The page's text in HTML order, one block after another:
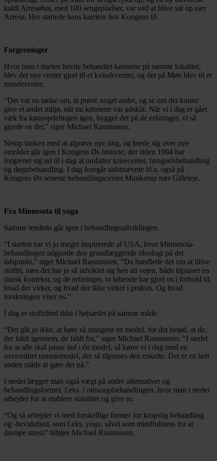
kaldt Arresøhøj, med 100 sengepladser, var ved at blive sat op nær
Arresø. Her startede hans karriere hos Kongens Ø.
Forgreninger
Hvor man i starten havde behandlet kønnene på samme lokalitet,
blev det nye center gjort til et kvindecenter, og det på Møn blev til et
mandecenter.
“Det var en tanke om, at prøve noget andet, og se om det kunne
give et andet miljø, når nu kønnene var adskilt. Når vi i dag er gået
væk fra kønsopdelingen igen, bygger det på de erfaringer, vi så
gjorde os der,” siger Michael Rasmussen.
Netop tanken med at afprøve nye ting, og brede sig over nye
områder går igen i Kongens Øs historie, der siden 1994 har
forgrenet sig ud til i dag at omfatter krisecenter, fængselsbehandling
og døgnbehandling. I dag foregår sidstnævnte bl.a. også på
Kongens Øs seneste behandlingscenter Munkerup nær Gilleleje.
Fra Minnesota til yoga
Samme tendens går igen i behandlingsudviklingen.
“I starten var vi jo meget inspirerede af USA, hvor Minnesota-
behandlingen udgjorde den grundlæggende ideologi på det
tidspunkt,” siger Michael Rasmussen. “Da handlede det om at blive
stoffri, men det har jo så udviklet sig hen ad vejen, både tilpasset en
dansk kontekst, og de erfaringer, vi løbende har gjort os i forhold til,
hvad der virker, og hvad der ikke virker i praksis. Og hvad
forskningen viser os.”
I dag er stoffrihed ikke i højsædet på samme måde.
“Det gik jo ikke, at køre så stringent en model, for det betød, at de,
der faldt igennem, de faldt fra,” siger Michael Rasmussen. “I stedet
for at alle skal passe ind i én model, så kører vi i dag med en
overordnet rammemodel, der så tilpasses den enkelte. Det er en helt
anden måde at gøre det på.”
I stedet lægger man også vægt på andre alternativer og
behandlingsformer, f.eks. i omsorgsbehandlingen, hvor man i stedet
arbejder for at etablere stabilitet og give ro.
“Og så arbejder vi med forskellige former for kropslig behandling
og -bevidsthed, som f.eks. yoga, såvel som mindfullness for at
dæmpe stress” tilføjer Michael Rasmussen.